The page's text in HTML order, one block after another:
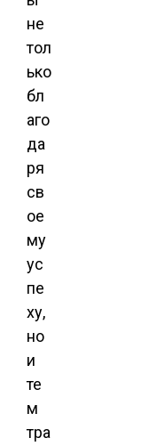
не
тол
ько
бл
аго
да
ря
св
ое
му
ус
пе
ху,
но
и
те
м
тра